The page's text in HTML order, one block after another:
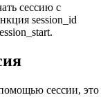
сессию с
session_id
сессии, это